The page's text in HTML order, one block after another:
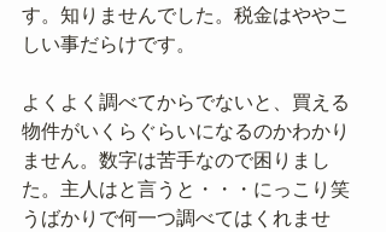
す。知りませんでした。税金はややこ
しい事だらけです。
よくよく調べてからでないと、買える
物件がいくらぐらいになるのかわかり
ません。数字は苦手なので困りまし
た。主人はと言うと・・・にっこり笑
うばかりで何一つ調べてはくれませ